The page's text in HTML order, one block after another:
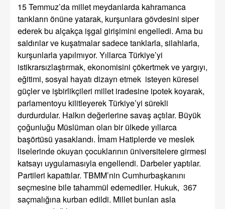
15 Temmuz’da millet meydanlarda kahramanca
tankların önüne yatarak, kurşunlara gövdesini siper
ederek bu alçakça işgal girişimini engelledi. Ama bu
saldırılar ve kuşatmalar sadece tanklarla, silahlarla,
kurşunlarla yapılmıyor. Yıllarca Türkiye’yi
istikrarsızlaştırmak, ekonomisini çökertmek ve yargıyı,
eğitimi, sosyal hayatı dizayn etmek isteyen küresel
güçler ve işbirlikçileri millet iradesine ipotek koyarak,
parlamentoyu kilitleyerek Türkiye’yi sürekli
durdurdular. Halkın değerlerine savaş açtılar. Büyük
çoğunluğu Müslüman olan bir ülkede yıllarca
başörtüsü yasaklandı. İmam Hatiplerde ve meslek
liselerinde okuyan çocuklarının üniversitelere girmesi
katsayı uygulamasıyla engellendi. Darbeler yaptılar.
Partileri kapattılar. TBMM’nin Cumhurbaşkanını
seçmesine bile tahammül edemediler. Hukuk, 367
saçmalığına kurban edildi. Millet bunları asla